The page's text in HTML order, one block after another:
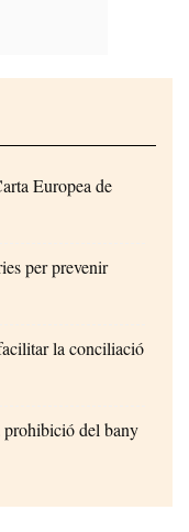
Europea de
per prevenir
la conciliació
del bany